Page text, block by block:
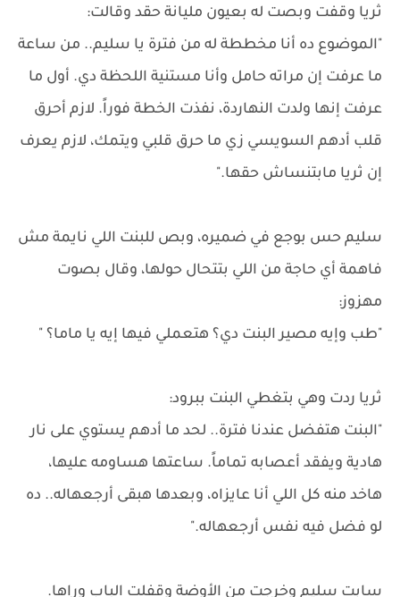
ثريا وقفت وبصت له بعيون مليانة حقد وقالت:
"الموضوع ده أنا مخططة له من فترة يا سليم.. من ساعة
ما عرفت إن مراته حامل وأنا مستنية اللحظة دي. أول ما
عرفت إنها ولدت النهاردة، نفذت الخطة فوراً. لازم أحرق
قلب أدهم السويسي زي ما حرق قلبي ويتمك، لازم يعرف
إن ثريا مابتنساش حقها."
سليم حس بوجع في ضميره، وبص للبنت اللي نايمة مش
فاهمة أي حاجة من اللي بتتحال حولها، وقال بصوت
مهزوز:
"طب وإيه مصير البنت دي؟ هتعملي فيها إيه يا ماما؟ "
ثريا ردت وهي بتغطي البنت ببرود:
"البنت هتفضل عندنا فترة.. لحد ما أدهم يستوي على نار
هادية ويفقد أعصابه تماماً. ساعتها هساومه عليها،
هاخد منه كل اللي أنا عايزاه، وبعدها هبقى أرجعهاله.. ده
لو فضل فيه نفس أرجعهاله."
سابت سليم وخرجت من الأوضة وقفلت الباب وراها.